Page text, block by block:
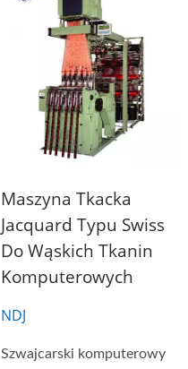
Maszyna Tkacka
Jacquard Typu Swiss
Do Wąskich Tkanin
Komputerowych
NDJ
Szwajcarski komputerowy